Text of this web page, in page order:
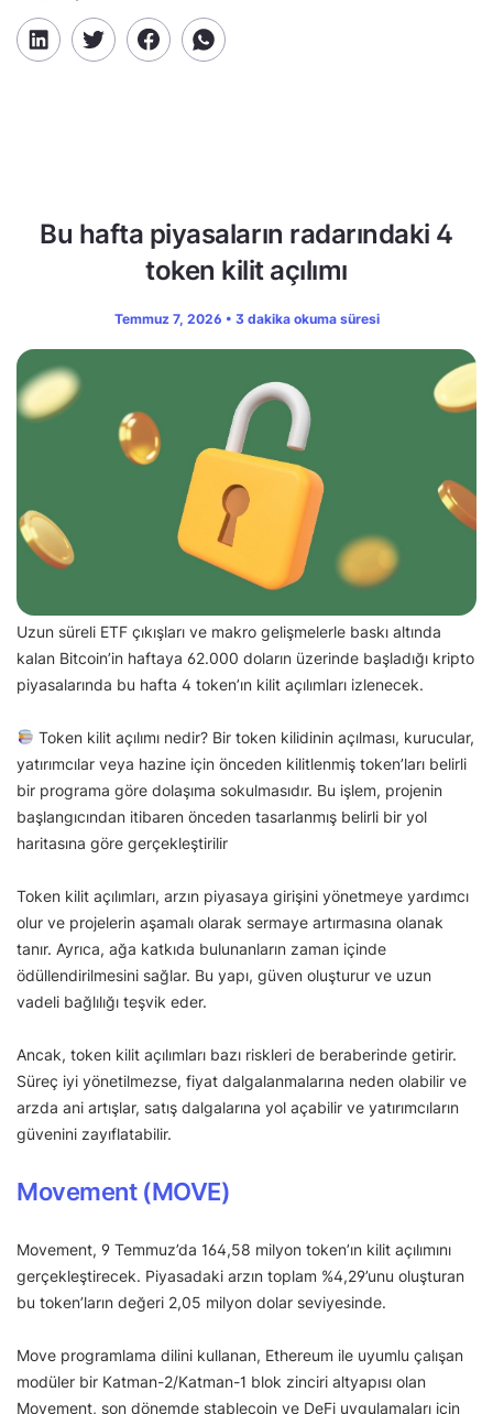
Bu hafta piyasaların radarındaki 4
token kilit açılımı
Temmuz 7, 2026 • 3 dakika okuma süresi
Uzun süreli ETF çıkışları ve makro gelişmelerle baskı altında
kalan Bitcoin’in haftaya 62.000 doların üzerinde başladığı kripto
piyasalarında bu hafta 4 token’ın kilit açılımları izlenecek.
Token kilit açılımı nedir? Bir token kilidinin açılması, kurucular,
yatırımcılar veya hazine için önceden kilitlenmiş token’ları belirli
bir programa göre dolaşıma sokulmasıdır. Bu işlem, projenin
başlangıcından itibaren önceden tasarlanmış belirli bir yol
haritasına göre gerçekleştirilir
Token kilit açılımları, arzın piyasaya girişini yönetmeye yardımcı
olur ve projelerin aşamalı olarak sermaye artırmasına olanak
tanır. Ayrıca, ağa katkıda bulunanların zaman içinde
ödüllendirilmesini sağlar. Bu yapı, güven oluşturur ve uzun
vadeli bağlılığı teşvik eder.
Ancak, token kilit açılımları bazı riskleri de beraberinde getirir.
Süreç iyi yönetilmezse, fiyat dalgalanmalarına neden olabilir ve
arzda ani artışlar, satış dalgalarına yol açabilir ve yatırımcıların
güvenini zayıflatabilir.
Movement (MOVE)
Movement, 9 Temmuz’da 164,58 milyon token’ın kilit açılımını
gerçekleştirecek. Piyasadaki arzın toplam %4,29’unu oluşturan
bu token’ların değeri 2,05 milyon dolar seviyesinde.
Move programlama dilini kullanan, Ethereum ile uyumlu çalışan
modüler bir Katman-2/Katman-1 blok zinciri altyapısı olan
Movement, son dönemde stablecoin ve DeFi uygulamaları için